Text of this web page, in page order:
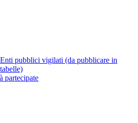
Enti pubblici vigilati (da pubblicare in
tabelle)
partecipate